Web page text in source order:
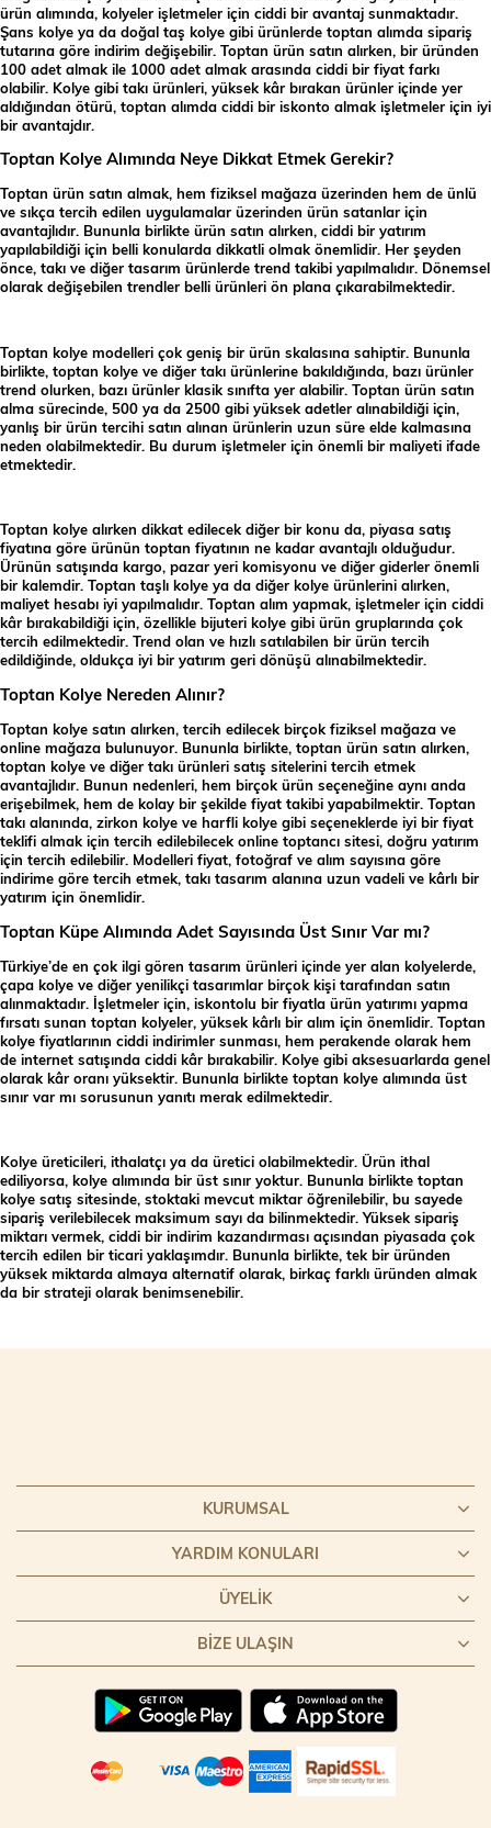
ürün alımında, kolyeler işletmeler için ciddi bir avantaj sunmaktadır.
Şans kolye ya da doğal taş kolye gibi ürünlerde toptan alımda sipariş
tutarına göre indirim değişebilir. Toptan ürün satın alırken, bir üründen
100 adet almak ile 1000 adet almak arasında ciddi bir fiyat farkı
olabilir. Kolye gibi takı ürünleri, yüksek kâr bırakan ürünler içinde yer
aldığından ötürü, toptan alımda ciddi bir iskonto almak işletmeler için iyi
bir avantajdır.
Toptan Kolye Alımında Neye Dikkat Etmek Gerekir?
Toptan ürün satın almak, hem fiziksel mağaza üzerinden hem de ünlü
ve sıkça tercih edilen uygulamalar üzerinden ürün satanlar için
avantajlıdır. Bununla birlikte ürün satın alırken, ciddi bir yatırım
yapılabildiği için belli konularda dikkatli olmak önemlidir. Her şeyden
önce, takı ve diğer tasarım ürünlerde trend takibi yapılmalıdır. Dönemsel
olarak değişebilen trendler belli ürünleri ön plana çıkarabilmektedir.
Toptan kolye modelleri çok geniş bir ürün skalasına sahiptir. Bununla
birlikte, toptan kolye ve diğer takı ürünlerine bakıldığında, bazı ürünler
trend olurken, bazı ürünler klasik sınıfta yer alabilir. Toptan ürün satın
alma sürecinde, 500 ya da 2500 gibi yüksek adetler alınabildiği için,
yanlış bir ürün tercihi satın alınan ürünlerin uzun süre elde kalmasına
neden olabilmektedir. Bu durum işletmeler için önemli bir maliyeti ifade
etmektedir.
Toptan kolye alırken dikkat edilecek diğer bir konu da, piyasa satış
fiyatına göre ürünün toptan fiyatının ne kadar avantajlı olduğudur.
Ürünün satışında kargo, pazar yeri komisyonu ve diğer giderler önemli
bir kalemdir. Toptan taşlı kolye ya da diğer kolye ürünlerini alırken,
maliyet hesabı iyi yapılmalıdır. Toptan alım yapmak, işletmeler için ciddi
kâr bırakabildiği için, özellikle bijuteri kolye gibi ürün gruplarında çok
tercih edilmektedir. Trend olan ve hızlı satılabilen bir ürün tercih
edildiğinde, oldukça iyi bir yatırım geri dönüşü alınabilmektedir.
Toptan Kolye Nereden Alınır?
Toptan kolye satın alırken, tercih edilecek birçok fiziksel mağaza ve
online mağaza bulunuyor. Bununla birlikte, toptan ürün satın alırken,
toptan kolye ve diğer takı ürünleri satış sitelerini tercih etmek
avantajlıdır. Bunun nedenleri, hem birçok ürün seçeneğine aynı anda
erişebilmek, hem de kolay bir şekilde fiyat takibi yapabilmektir. Toptan
takı alanında, zirkon kolye ve harfli kolye gibi seçeneklerde iyi bir fiyat
teklifi almak için tercih edilebilecek online toptancı sitesi, doğru yatırım
için tercih edilebilir. Modelleri fiyat, fotoğraf ve alım sayısına göre
indirime göre tercih etmek, takı tasarım alanına uzun vadeli ve kârlı bir
yatırım için önemlidir.
Toptan Küpe Alımında Adet Sayısında Üst Sınır Var mı?
Türkiye’de en çok ilgi gören tasarım ürünleri içinde yer alan kolyelerde,
çapa kolye ve diğer yenilikçi tasarımlar birçok kişi tarafından satın
alınmaktadır. İşletmeler için, iskontolu bir fiyatla ürün yatırımı yapma
fırsatı sunan toptan kolyeler, yüksek kârlı bir alım için önemlidir. Toptan
kolye fiyatlarının ciddi indirimler sunması, hem perakende olarak hem
de internet satışında ciddi kâr bırakabilir. Kolye gibi aksesuarlarda genel
olarak kâr oranı yüksektir. Bununla birlikte toptan kolye alımında üst
sınır var mı sorusunun yanıtı merak edilmektedir.
Kolye üreticileri, ithalatçı ya da üretici olabilmektedir. Ürün ithal
ediliyorsa, kolye alımında bir üst sınır yoktur. Bununla birlikte toptan
kolye satış sitesinde, stoktaki mevcut miktar öğrenilebilir, bu sayede
sipariş verilebilecek maksimum sayı da bilinmektedir. Yüksek sipariş
miktarı vermek, ciddi bir indirim kazandırması açısından piyasada çok
tercih edilen bir ticari yaklaşımdır. Bununla birlikte, tek bir üründen
yüksek miktarda almaya alternatif olarak, birkaç farklı üründen almak
da bir strateji olarak benimsenebilir.
KURUMSAL
YARDIM KONULARI
ÜYELIK
BIZE ULAŞIN